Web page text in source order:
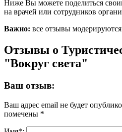
Ниже Вы можете поделиться
на врачей или сотрудников
Важно: все отзывы
Отзывы о
"Вокруг света"
Ваш отзыв:
Ваш адрес email не будет
помечены *